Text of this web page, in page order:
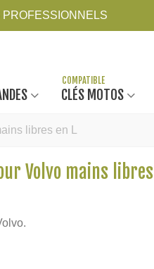
CLÉS MOTOS
libres en L
Volvo mains libres